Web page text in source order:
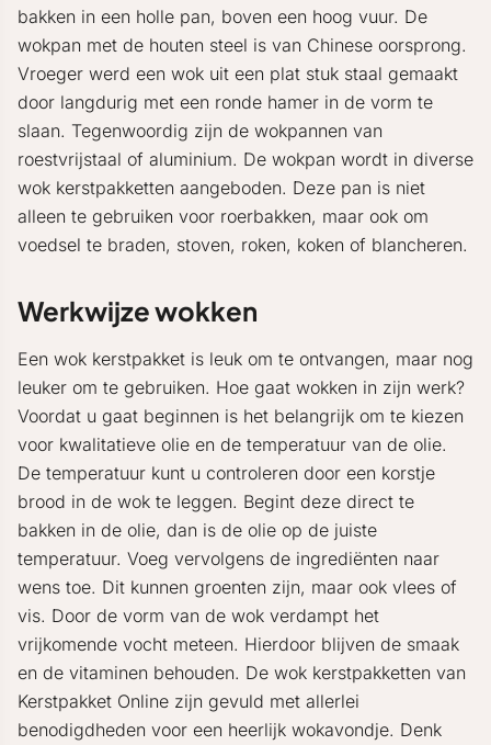
bakken in een holle pan, boven een hoog vuur. De
wokpan met de houten steel is van Chinese oorsprong.
Vroeger werd een wok uit een plat stuk staal gemaakt
door langdurig met een ronde hamer in de vorm te
slaan. Tegenwoordig zijn de wokpannen van
roestvrijstaal of aluminium. De wokpan wordt in diverse
wok kerstpakketten aangeboden. Deze pan is niet
alleen te gebruiken voor roerbakken, maar ook om
voedsel te braden, stoven, roken, koken of blancheren.
Werkwijze wokken
Een wok kerstpakket is leuk om te ontvangen, maar nog
leuker om te gebruiken. Hoe gaat wokken in zijn werk?
Voordat u gaat beginnen is het belangrijk om te kiezen
voor kwalitatieve olie en de temperatuur van de olie.
De temperatuur kunt u controleren door een korstje
brood in de wok te leggen. Begint deze direct te
bakken in de olie, dan is de olie op de juiste
temperatuur. Voeg vervolgens de ingrediënten naar
wens toe. Dit kunnen groenten zijn, maar ook vlees of
vis. Door de vorm van de wok verdampt het
vrijkomende vocht meteen. Hierdoor blijven de smaak
en de vitaminen behouden. De wok kerstpakketten van
Kerstpakket Online zijn gevuld met allerlei
benodigdheden voor een heerlijk wokavondje. Denk